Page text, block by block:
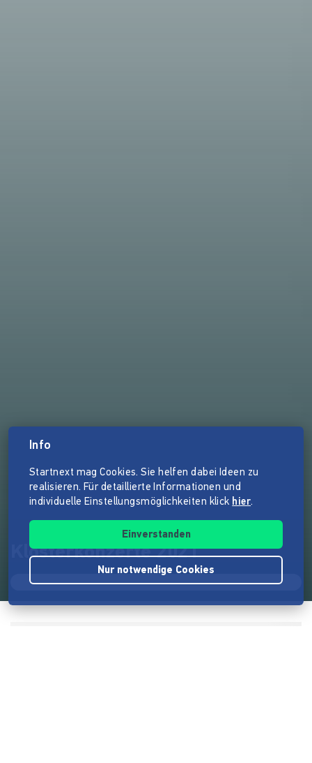
Klosterkonzerte 2021
Info
Startnext mag Cookies. Sie helfen dabei Ideen zu
realisieren. Für detaillierte Informationen und
individuelle Einstellungsmöglichkeiten klick hier.
Einverstanden
Nur notwendige Cookies